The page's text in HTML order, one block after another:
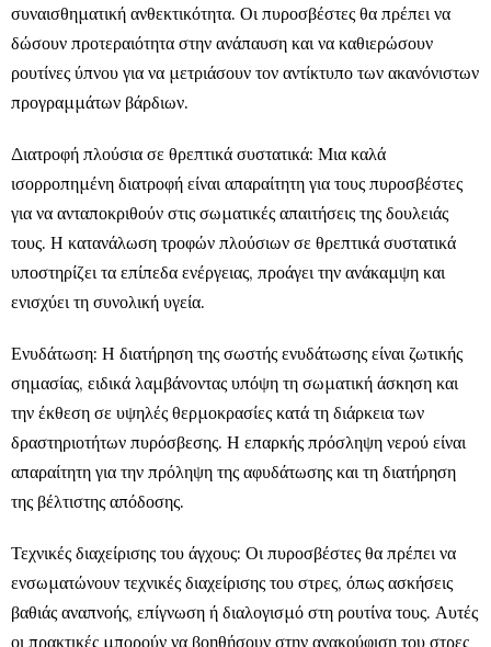
συναισθηματική ανθεκτικότητα. Οι πυροσβέστες θα πρέπει να
δώσουν προτεραιότητα στην ανάπαυση και να καθιερώσουν
ρουτίνες ύπνου για να μετριάσουν τον αντίκτυπο των ακανόνιστων
προγραμμάτων βάρδιων.
Διατροφή πλούσια σε θρεπτικά συστατικά: Μια καλά
ισορροπημένη διατροφή είναι απαραίτητη για τους πυροσβέστες
για να ανταποκριθούν στις σωματικές απαιτήσεις της δουλειάς
τους. Η κατανάλωση τροφών πλούσιων σε θρεπτικά συστατικά
υποστηρίζει τα επίπεδα ενέργειας, προάγει την ανάκαμψη και
ενισχύει τη συνολική υγεία.
Ενυδάτωση: Η διατήρηση της σωστής ενυδάτωσης είναι ζωτικής
σημασίας, ειδικά λαμβάνοντας υπόψη τη σωματική άσκηση και
την έκθεση σε υψηλές θερμοκρασίες κατά τη διάρκεια των
δραστηριοτήτων πυρόσβεσης. Η επαρκής πρόσληψη νερού είναι
απαραίτητη για την πρόληψη της αφυδάτωσης και τη διατήρηση
της βέλτιστης απόδοσης.
Τεχνικές διαχείρισης του άγχους: Οι πυροσβέστες θα πρέπει να
ενσωματώνουν τεχνικές διαχείρισης του στρες, όπως ασκήσεις
βαθιάς αναπνοής, επίγνωση ή διαλογισμό στη ρουτίνα τους. Αυτές
οι πρακτικές μπορούν να βοηθήσουν στην ανακούφιση του στρες